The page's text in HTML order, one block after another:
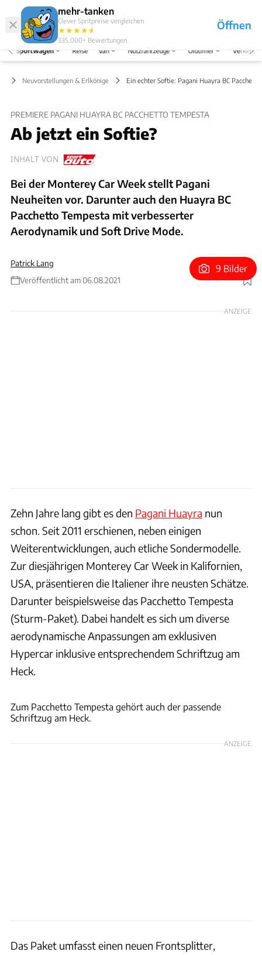
mehr-tanken
Clever Spritpreise vergleichen
★★★★★
★
335.000+ Bewertungen
Öffnen
Abo
Menü
Sportwagen Reise Van Nutzfahrzeuge Oldtimer Verkehr
Neuvorstellungen & Erlkönige Ein echter Softie: Pagani Huayra BC
PREMIERE PAGANI HUAYRA BC PACCHETTO TEMPESTA
Ab jetzt ein Softie?
INHALT VON
Bei der Monterey Car Week stellt Pagani
Neuheiten vor. Darunter auch den Huayra BC
Pacchetto Tempesta mit verbesserter
Aerodynamik und Soft Drive Mode.
Patrick Lang
Veröffentlicht am 06.08.2021
Foto: Pagani / Patrick Lang
9 Bilder
ANZEIGE
Zehn Jahre lang gibt es den Pagani Huayra nun
schon. Seit 2011 erschienen, neben einigen
Weiterentwicklungen, auch etliche Sondermodelle.
Zur diesjährigen Monterey Car Week in Kalifornien,
USA, präsentieren die Italiener ihre neusten Schätze.
Darunter beispielsweise das Pacchetto Tempesta
(Sturm-Paket). Dabei handelt es sich um diverse
aerodynamische Anpassungen am exklusiven
Hypercar inklusive entsprechendem Schriftzug am
Heck.
Zum Pacchetto Tempesta gehört auch der passende
Schriftzug am Heck.
ANZEIGE
Das Paket umfasst einen neuen Frontsplitter,